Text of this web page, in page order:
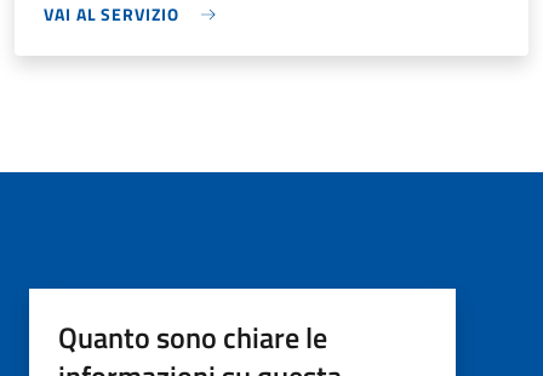
VAI AL SERVIZIO
Quanto sono chiare le